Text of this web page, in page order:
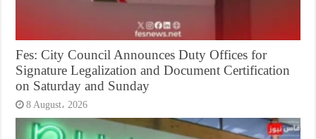
Fes: City Council Announces Duty Offices for
Signature Legalization and Document Certification
on Saturday and Sunday
8 August، 2026